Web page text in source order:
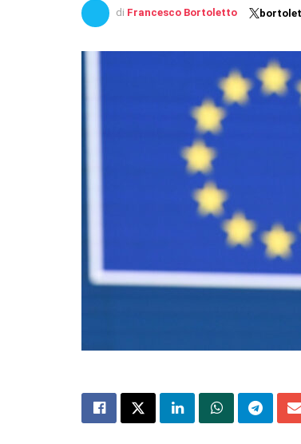
di Francesco Bortoletto